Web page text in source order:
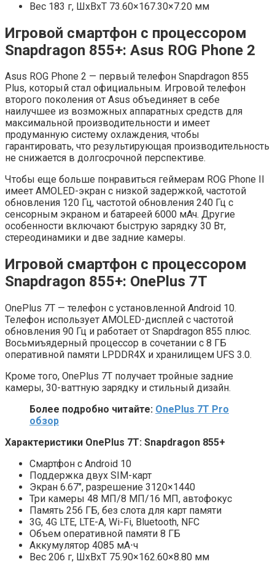
Вес 183 г, ШxВxТ 73.60×167.30×7.20 мм
Игровой смартфон с процессором
Snapdragon 855+: Asus ROG Phone 2
Asus ROG Phone 2 — первый телефон Snapdragon 855
Plus, который стал официальным. Игровой телефон
второго поколения от Asus объединяет в себе
наилучшее из возможных аппаратных средств для
максимальной производительности и имеет
продуманную систему охлаждения, чтобы
гарантировать, что результирующая производительность
не снижается в долгосрочной перспективе.
Чтобы еще больше понравиться геймерам ROG Phone II
имеет AMOLED-экран с низкой задержкой, частотой
обновления 120 Гц, частотой обновления 240 Гц с
сенсорным экраном и батареей 6000 мАч. Другие
особенности включают быструю зарядку 30 Вт,
стереодинамики и две задние камеры.
Игровой смартфон с процессором
Snapdragon 855+: OnePlus 7T
OnePlus 7T — телефон с установленной Android 10.
Телефон использует AMOLED-дисплей с частотой
обновления 90 Гц и работает от Snapdragon 855 плюс.
Восьмиъядерный процессор в сочетании с 8 ГБ
оперативной памяти LPDDR4X и хранилищем UFS 3.0.
Кроме того, OnePlus 7T получает тройные задние
камеры, 30-ваттную зарядку и стильный дизайн.
Более подробно читайте: OnePlus 7T Pro
обзор
Характеристики OnePlus 7T: Snapdragon 855+
Смартфон с Android 10
Поддержка двух SIM-карт
Экран 6.67″, разрешение 3120×1440
Три камеры 48 МП/8 МП/16 МП, автофокус
Память 256 ГБ, без слота для карт памяти
3G, 4G LTE, LTE-A, Wi-Fi, Bluetooth, NFC
Объем оперативной памяти 8 ГБ
Аккумулятор 4085 мА⋅ч
Вес 206 г, ШxВxТ 75.90×162.60×8.80 мм